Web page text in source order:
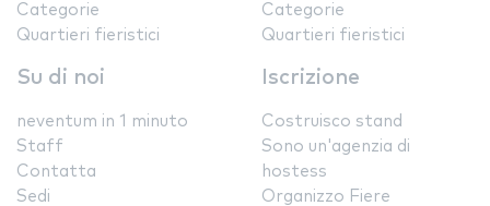
Categorie
Quartieri fieristici
Categorie
Quartieri fieristici
Su di noi
neventum in 1 minuto
Staff
Contatta
Sedi
Iscrizione
Costruisco stand
Sono un'agenzia di
hostess
Organizzo Fiere